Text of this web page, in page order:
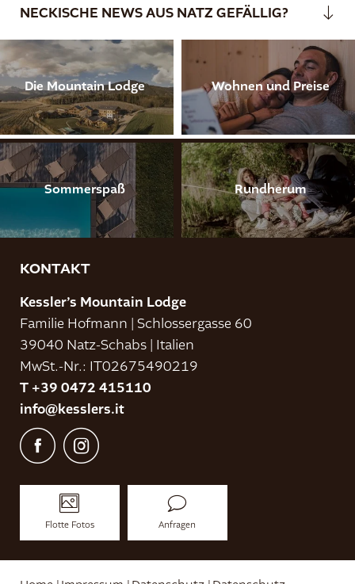
NECKISCHE NEWS AUS NATZ GEFÄLLIG?
Die Mountain Lodge Wohnen und Preise
Sommerspaß Rundherum
KONTAKT
Kessler’s Mountain Lodge
Familie Hofmann
Schlossergasse 60
39040 Natz-Schabs
Italien
MwSt.-Nr.: IT02675490219
T +39 0472 415110
info@kesslers.it
Flotte Fotos Anfragen